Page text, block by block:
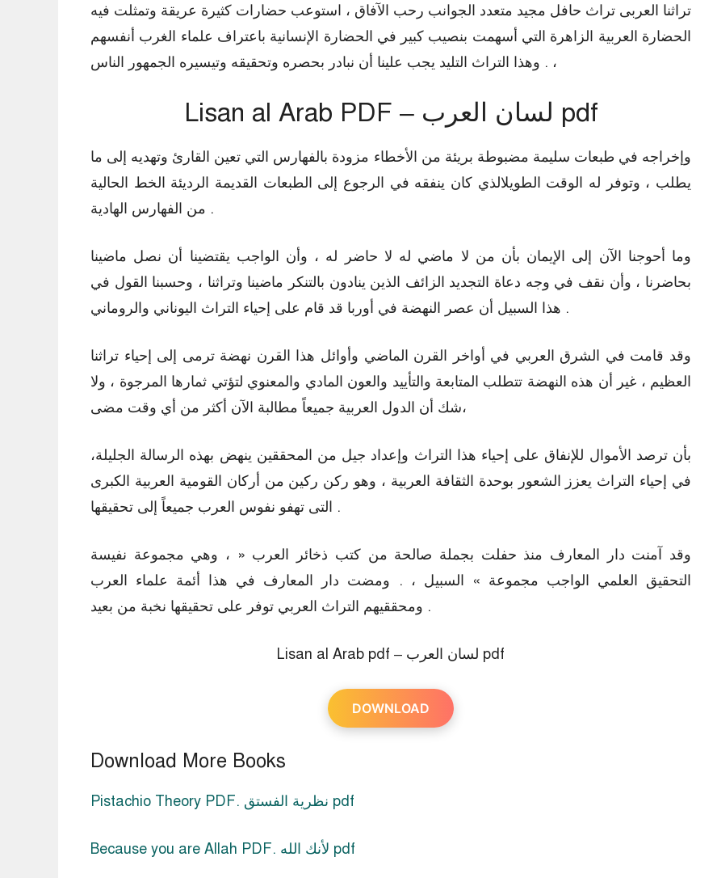
تراثنا العربى تراث حافل مجيد متعدد الجوانب رحب الآفاق ، استوعب حضارات كثيرة عريقة وتمثلت فيه
الحضارة العربية الزاهرة التي أسهمت بنصيب كبير في الحضارة الإنسانية باعتراف علماء الغرب أنفسهم
. وهذا التراث التليد يجب علينا أن نبادر بحصره وتحقيقه وتيسيره الجمهور الناس ،
Lisan al Arab PDF – لسان العرب pdf
وإخراجه في طبعات سليمة مضبوطة بريئة من الأخطاء مزودة بالفهارس التي تعين القارئ وتهديه إلى ما
يطلب ، وتوفر له الوقت الطويلالذي كان ينفقه في الرجوع إلى الطبعات القديمة الرديئة الخط الحالية
من الفهارس الهادية .
وما أحوجنا الآن إلى الإيمان بأن من لا ماضي له لا حاضر له ، وأن الواجب يقتضينا أن نصل ماضينا
بحاضرنا ، وأن نقف في وجه دعاة التجديد الزائف الذين ينادون بالتنكر ماضينا وتراثنا ، وحسبنا القول في
هذا السبيل أن عصر النهضة في أوربا قد قام على إحياء التراث اليوناني والروماني .
وقد قامت في الشرق العربي في أواخر القرن الماضي وأوائل هذا القرن نهضة ترمى إلى إحياء تراثنا
العظيم ، غير أن هذه النهضة تتطلب المتابعة والتأييد والعون المادي والمعنوي لتؤتي ثمارها المرجوة ، ولا
شك أن الدول العربية جميعاً مطالبة الآن أكثر من أي وقت مضى،
بأن ترصد الأموال للإنفاق على إحياء هذا التراث وإعداد جيل من المحققين ينهض بهذه الرسالة الجليلة،
في إحياء التراث يعزز الشعور بوحدة الثقافة العربية ، وهو ركن ركين من أركان القومية العربية الكبرى
التى تهفو نفوس العرب جميعاً إلى تحقيقها .
وقد آمنت دار المعارف منذ حفلت بجملة صالحة من كتب ذخائر العرب « ، وهي مجموعة نفيسة
التحقيق العلمي الواجب مجموعة » السبيل ، . ومضت دار المعارف في هذا أئمة علماء العرب
ومحققيهم التراث العربي توفر على تحقيقها نخبة من بعيد .
Lisan al Arab pdf – لسان العرب pdf
DOWNLOAD
Download More Books
Pistachio Theory PDF. نظرية الفستق pdf
Because you are Allah PDF. لأنك الله pdf